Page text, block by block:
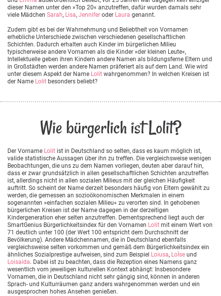
dieser Namen unter den »Top 20« anzutreffen, dafür wurden damals sehr
viele Mädchen Sarah, Lisa, Jennifer oder Laura genannt.
Zudem gibt es bei der Wahrnehmung und Beliebtheit von Vornamen
erhebliche Unterschiede zwischen verschiedenen gesellschaftlichen
Schichten. Dadurch erhalten auch Kinder im bürgerlichen Milieu
typischerweise andere Vornamen als die Kinder »der kleinen Leute«,
Intellektuelle geben ihren Kindern andere Namen als bildungsferne Eltern und
in Großstädten werden andere Namen präferiert als auf dem Land. Wie wird
unter diesem Aspekt der Name Lolit wahrgenommen? In welchen Kreisen ist
der Name Lolit besonders beliebt?
Wie bürgerlich ist Lolit?
Der Vorname Lolit ist in Deutschland so selten, dass es kaum möglich ist,
valide statistische Aussagen über ihn zu treffen. Die vergleichsweise wenigen
Beobachtungen, die uns zu dem Namen vorliegen, deuten aber darauf hin,
dass er zwar grundsätzlich in allen gesellschaftlichen Schichten anzutreffen
ist, allerdings nicht in allen sozialen Milieus mit der gleichen Häufigkeit
auftritt. So scheint der Name derzeit besonders häufig von Eltern gewählt zu
werden, die gemessen an sozioökonomischen Merkmalen in einem
sogenannten »einfachen sozialen Milieu« zu verorten sind. In gehobenen
bürgerlichen Kreisen ist der Name dagegen in der derzeitigen
Kindergeneration eher selten anzutreffen. Dementsprechend liegt auch der
SmartGenius Bürgerlichkeitsindex für den Vornamen Lolit mit einem Wert von
71 deutlich unter 100 (der Wert 100 entspricht dem Durchschnitt der
Bevölkerung). Andere Mädchennamen, die in Deutschland ebenfalls
vergleichsweise selten vorkommen und gemäß dem Bürgerlichkeitsindex ein
ähnliches Sozialprestige aufweisen, sind zum Beispiel Loiusa, LoÏse und
Loisaida. Dabei ist zu beachten, dass die Rezeption eines Namens ganz
wesentlich vom jeweiligen kulturellen Kontext abhängt: Insbesondere
Vornamen, die in Deutschland nicht sehr gängig sind, können in anderen
Sprach- und Kulturräumen ganz anders wahrgenommen werden und ein
ausgesprochen hohes Ansehen genießen.